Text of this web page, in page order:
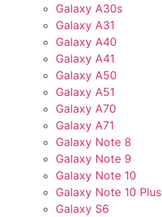
Galaxy A30s
Galaxy A31
Galaxy A40
Galaxy A41
Galaxy A50
Galaxy A51
Galaxy A70
Galaxy A71
Galaxy Note 8
Galaxy Note 9
Galaxy Note 10
Galaxy Note 10 Plus
Galaxy S6